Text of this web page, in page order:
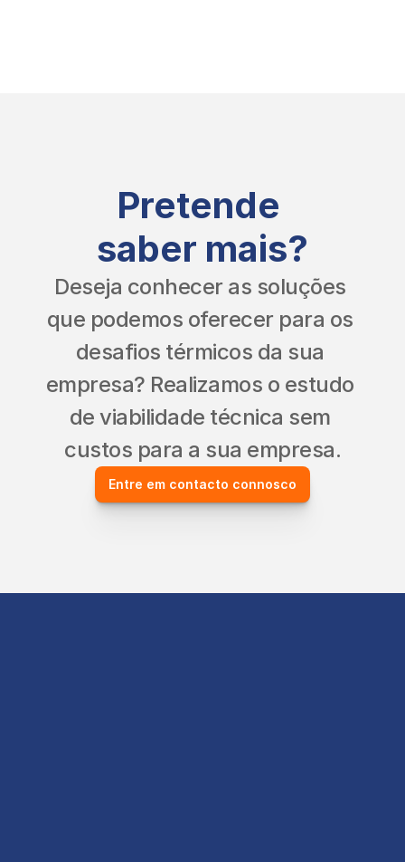
Pretende
saber mais?
Deseja conhecer as soluções
que podemos oferecer para os
desafios térmicos da sua
empresa? Realizamos o estudo
de viabilidade técnica sem
custos para a sua empresa.
Entre em contacto connosco